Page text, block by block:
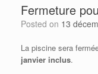
Fermeture
Posted on 13
La piscine sera
janvier inclus.